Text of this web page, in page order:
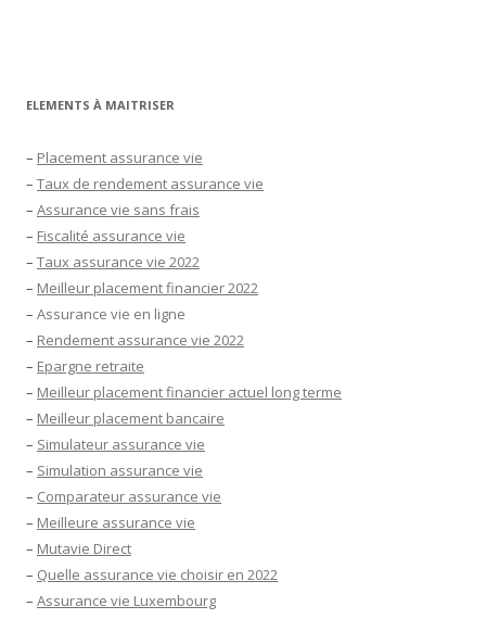
ELEMENTS À MAITRISER
– Placement assurance vie
– Taux de rendement assurance vie
– Assurance vie sans frais
– Fiscalité assurance vie
– Taux assurance vie 2022
– Meilleur placement financier 2022
– Assurance vie en ligne
– Rendement assurance vie 2022
– Epargne retraite
– Meilleur placement financier actuel long terme
– Meilleur placement bancaire
– Simulateur assurance vie
– Simulation assurance vie
– Comparateur assurance vie
– Meilleure assurance vie
– Mutavie Direct
– Quelle assurance vie choisir en 2022
– Assurance vie Luxembourg